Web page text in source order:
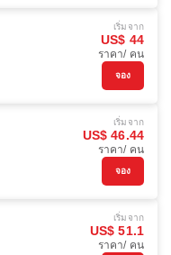
เริ่มจาก
US$ 44
ราคา/ คน
จอง
เริ่มจาก
US$ 46.44
ราคา/ คน
จอง
เริ่มจาก
US$ 51.1
ราคา/ คน